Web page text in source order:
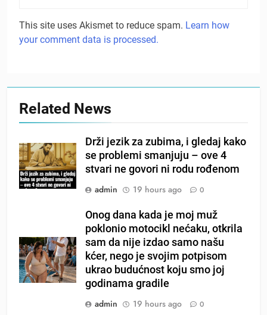
This site uses Akismet to reduce spam. Learn how
your comment data is processed.
Related News
Drži jezik za zubima, i gledaj kako
se problemi smanjuju – ove 4
stvari ne govori ni rodu rođenom
admin
19 hours ago 0
Onog dana kada je moj muž
poklonio motocikl nećaku, otkrila
sam da nije izdao samo našu
kćer, nego je svojim potpisom
ukrao budućnost koju smo joj
godinama gradile
admin
19 hours ago 0